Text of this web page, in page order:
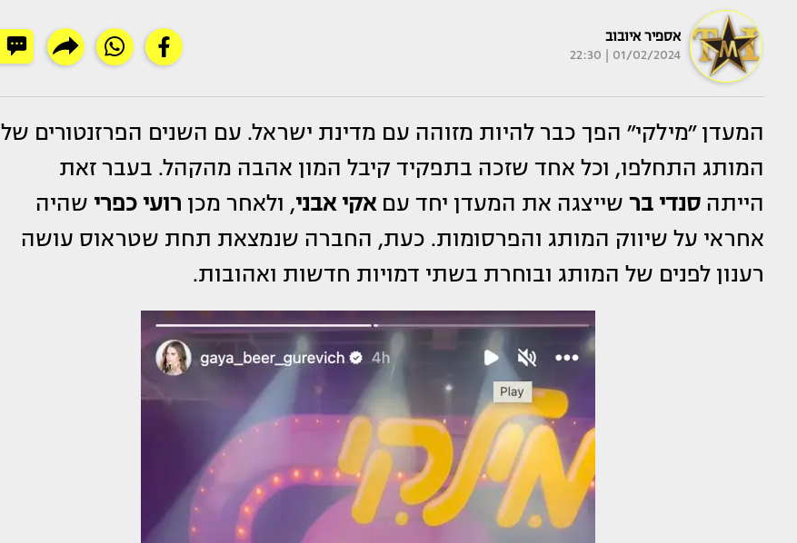
אספיר איובוב
01/02/2024 | 22:30
המעדן ״מילקי״ הפך כבר להיות מזוהה עם מדינת ישראל. עם השנים הפרזנטורים של
המותג התחלפו, וכל אחד שזכה בתפקיד קיבל המון אהבה מהקהל. בעבר זאת
הייתהסנדי בר שייצגה את המעדן יחד עםאקי אבני, ולאחר מכן רועי כפרי שהיה
אחראי על שיווק המותג והפרסומות. כעת, החברה שנמצאת תחת שטראוס עושה
רענון לפנים של המותג ובוחרת בשתי דמויות חדשות ואהובות.